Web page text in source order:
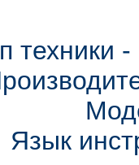
техники
Язык